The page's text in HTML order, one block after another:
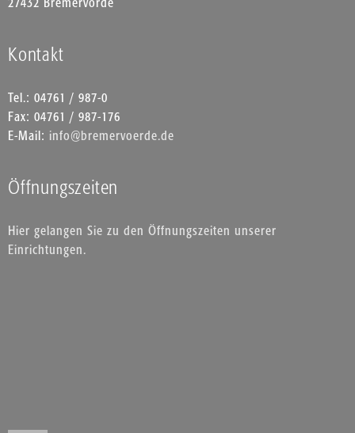
Kontakt
Tel.: 04761 / 987-0
Fax: 04761 / 987-176
E-Mail: info@bremervoerde.de
Öffnungszeiten
Hier gelangen Sie zu den Öffnungszeiten unserer
Einrichtungen.